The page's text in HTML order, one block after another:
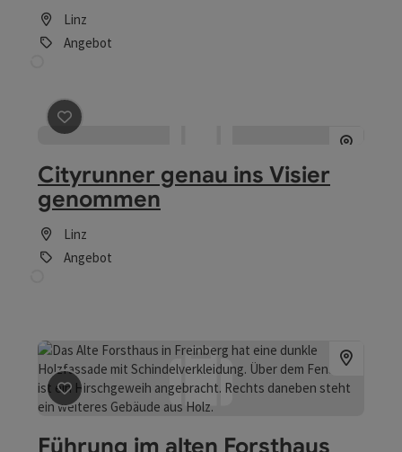
Linz
Angebot
Beitrag merken : Cityrunner genau ins Visier genommen
Cityrunner genau ins Visier
genommen
Linz
Angebot
Beitrag merken : Führung im alten Forsthaus Freinberg